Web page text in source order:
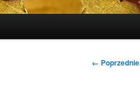
← Poprzednie